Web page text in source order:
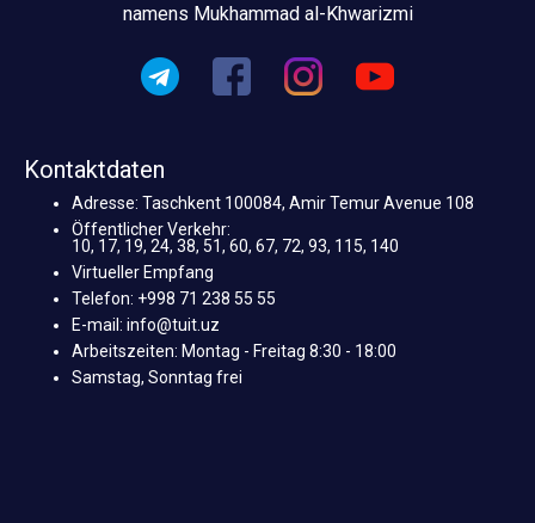
namens Mukhammad al-Khwarizmi
Kontaktdaten
Adresse: Taschkent 100084, Amir Temur Avenue 108
Öffentlicher Verkehr:
10, 17, 19, 24, 38, 51, 60, 67, 72, 93, 115, 140
Virtueller Empfang
Telefon: +998 71 238 55 55
E-mail: info@tuit.uz
Arbeitszeiten: Montag - Freitag 8:30 - 18:00
Samstag, Sonntag frei